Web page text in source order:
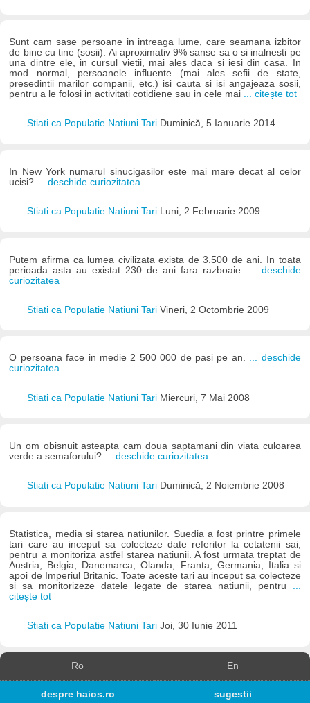
Sunt cam sase persoane in intreaga lume, care seamana izbitor
de bine cu tine (sosii). Ai aproximativ 9% sanse sa o si inalnesti pe
una dintre ele, in cursul vietii, mai ales daca si iesi din casa. In
mod normal, persoanele influente (mai ales sefii de state,
presedintii marilor companii, etc.) isi cauta si isi angajeaza sosii,
pentru a le folosi in activitati cotidiene sau in cele mai ... citește tot
Stiati ca Populatie Natiuni Tari Duminică, 5 Ianuarie 2014
In New York numarul sinucigasilor este mai mare decat al celor
ucisi?
... deschide curiozitatea
Stiati ca Populatie Natiuni Tari Luni, 2 Februarie 2009
Putem afirma ca lumea civilizata exista de 3.500 de ani. In toata
perioada asta au existat 230 de ani fara razboaie.
... deschide
curiozitatea
Stiati ca Populatie Natiuni Tari Vineri, 2 Octombrie 2009
O persoana face in medie 2 500 000 de pasi pe an. ... deschide
curiozitatea
Stiati ca Populatie Natiuni Tari Miercuri, 7 Mai 2008
Un om obisnuit asteapta cam doua saptamani din viata culoarea
verde a semaforului? ... deschide curiozitatea
Stiati ca Populatie Natiuni Tari Duminică, 2 Noiembrie 2008
Statistica, media si starea natiunilor. Suedia a fost printre primele
tari care au inceput sa colecteze date referitor la cetatenii sai,
pentru a monitoriza astfel starea natiunii. A fost urmata treptat de
Austria, Belgia, Danemarca, Olanda, Franta, Germania, Italia si
apoi de Imperiul Britanic. Toate aceste tari au inceput sa colecteze
si sa monitorizeze datele legate de starea natiunii, pentru
citește tot
Stiati ca Populatie Natiuni Tari Joi, 30 Iunie 2011
Ro En
despre haios.ro sugestii